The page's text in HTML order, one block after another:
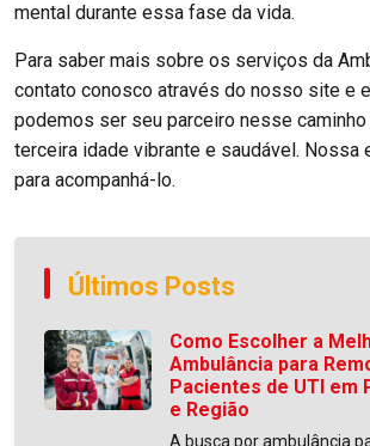
mental durante essa fase da vida.
Para saber mais sobre os serviços da
contato conosco através do nosso site e
podemos ser seu parceiro nesse caminho
terceira idade vibrante e saudável. Nossa
para acompanhá-lo.
Últimos Posts
Como Escolher a
Ambulância para
Pacientes de UTI em
e Região
A busca por ambulância